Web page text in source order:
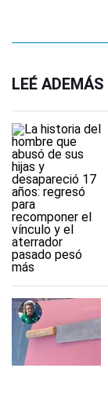
LEÉ ADEMÁS